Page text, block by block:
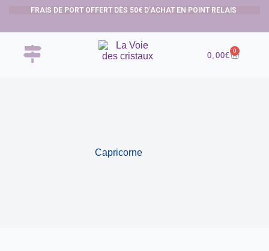
FRAIS DE PORT OFFERT DÈS 50€ D’ACHAT EN POINT RELAIS
0,00€ 0
Capricorne